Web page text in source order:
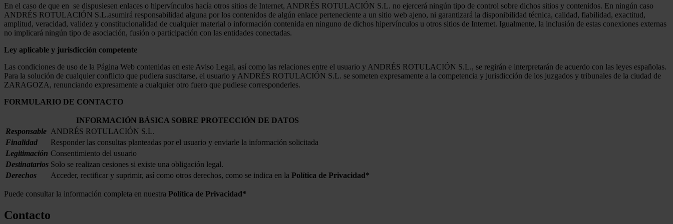
En el caso de que en se dispusiesen enlaces o hipervínculos hacía otros sitios de Internet, ANDRÉS ROTULACIÓN S.L. no ejercerá ningún tipo de control sobre dichos sitios y contenidos. En ningún caso
ANDRÉS ROTULACIÓN S.L.asumirá responsabilidad alguna por los contenidos de algún enlace perteneciente a un sitio web ajeno, ni garantizará la disponibilidad técnica, calidad, fiabilidad, exactitud,
amplitud, veracidad, validez y constitucionalidad de cualquier material o información contenida en ninguno de dichos hipervínculos u otros sitios de Internet. Igualmente, la inclusión de estas conexiones externas
no implicará ningún tipo de asociación, fusión o participación con las entidades conectadas.
Ley aplicable y jurisdicción competente
Las condiciones de uso de la Página Web contenidas en este Aviso Legal, así como las relaciones entre el usuario y ANDRÉS ROTULACIÓN S.L., se regirán e interpretarán de acuerdo con las leyes españolas.
Para la solución de cualquier conflicto que pudiera suscitarse, el usuario y ANDRÉS ROTULACIÓN S.L. se someten expresamente a la competencia y jurisdicción de los juzgados y tribunales de la ciudad de
ZARAGOZA, renunciando expresamente a cualquier otro fuero que pudiese corresponderles.
FORMULARIO DE CONTACTO
INFORMACIÓN BÁSICA SOBRE PROTECCIÓN DE DATOS
Responsable ANDRÉS ROTULACIÓN S.L.
Finalidad
Responder las consultas planteadas por el usuario y enviarle la información solicitada
Legitimación Consentimiento del usuario
Destinatarios Solo se realizan cesiones si existe una obligación legal.
Derechos
Acceder, rectificar y suprimir, así como otros derechos, como se indica en la Política de Privacidad*
Puede consultar la información completa en nuestra Política de Privacidad*
Contacto